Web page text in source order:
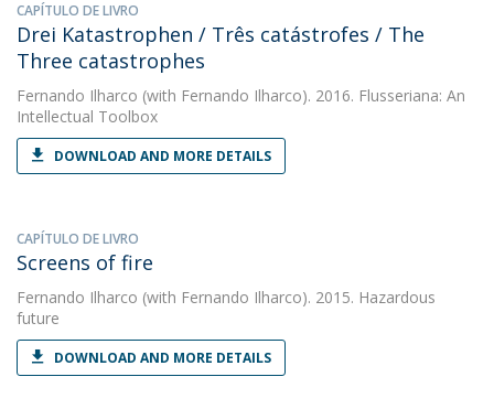
CAPÍTULO DE LIVRO
Drei Katastrophen / Três catástrofes / The
Three catastrophes
Fernando Ilharco (with Fernando Ilharco). 2016. Flusseriana: An
Intellectual Toolbox
DOWNLOAD AND MORE DETAILS
CAPÍTULO DE LIVRO
Screens of fire
Fernando Ilharco (with Fernando Ilharco). 2015. Hazardous
future
DOWNLOAD AND MORE DETAILS